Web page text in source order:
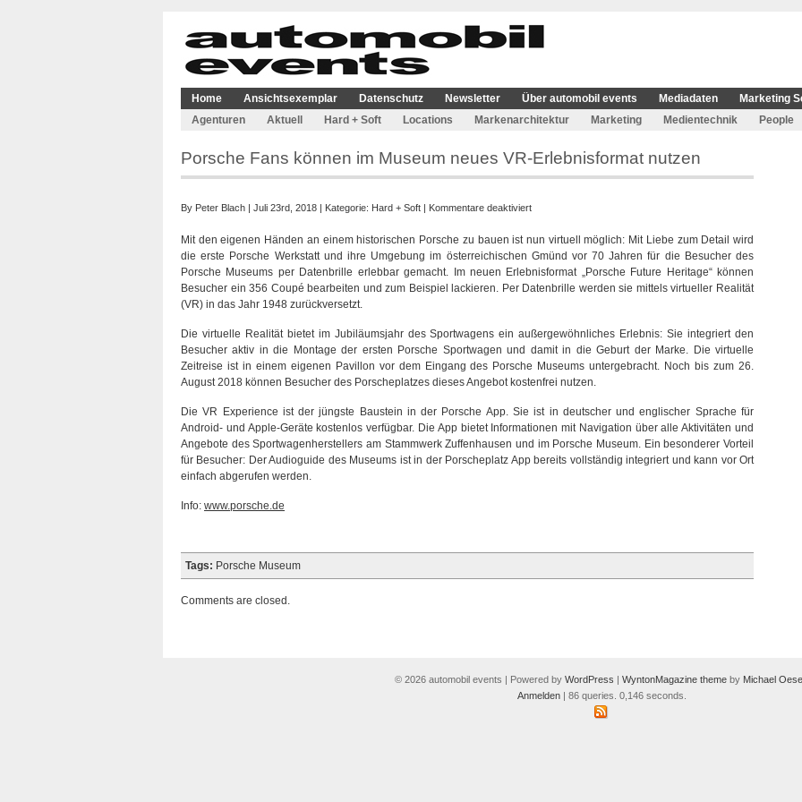
Home Ansichtsexemplar Datenschutz Newsletter Über automobil events Mediadaten
Marketing
Agenturen
Aktuell Hard + Soft Locations Markenarchitektur Marketing Medientechnik People
Porsche Fans können im Museum neues VR-Erlebnisformat nutzen
By Peter Blach | Juli 23rd, 2018 | Kategorie: Hard + Soft | Kommentare deaktiviertfür
Fans
können
im
Museum
Erlebnisformat
nutzen
Mit den eigenen Händen an einem historischen Porsche zu bauen ist nun virtuell möglich: Mit Liebe zum Detail wird
die erste Porsche Werkstatt und ihre Umgebung im österreichischen Gmünd vor 70 Jahren für die Besucher des
Porsche Museums per Datenbrille erlebbar gemacht. Im neuen Erlebnisformat „Porsche Future Heritage“ können
Besucher ein 356 Coupé bearbeiten und zum Beispiel lackieren. Per Datenbrille werden sie mittels virtueller Realität
(VR) in das Jahr 1948 zurückversetzt.
Die virtuelle Realität bietet im Jubiläumsjahr des Sportwagens ein außergewöhnliches Erlebnis: Sie integriert den
Besucher aktiv in die Montage der ersten Porsche Sportwagen und damit in die Geburt der Marke. Die virtuelle
Zeitreise ist in einem eigenen Pavillon vor dem Eingang des Porsche Museums untergebracht. Noch bis zum 26.
August 2018 können Besucher des Porscheplatzes dieses Angebot kostenfrei nutzen.
Die VR Experience ist der jüngste Baustein in der Porsche App. Sie ist in deutscher und englischer Sprache für
Android- und Apple-Geräte kostenlos verfügbar. Die App bietet Informationen mit Navigation über alle Aktivitäten und
Angebote des Sportwagenherstellers am Stammwerk Zuffenhausen und im Porsche Museum. Ein besonderer Vorteil
für Besucher: Der Audioguide des Museums ist in der Porscheplatz App bereits vollständig integriert und kann vor Ort
einfach abgerufen werden.
Info: www.porsche.de
Tags: Porsche Museum
Comments are closed.
© 2026 automobil events | Powered by WordPress | WyntonMagazine theme by Michael
Anmelden| 86 queries. 0,146 seconds.